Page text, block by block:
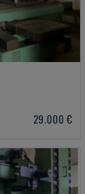
29.000 €